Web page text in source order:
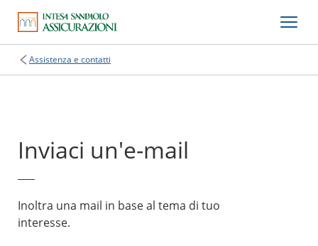
Assistenza e contatti
Inviaci un'e-mail
Inoltra una mail in base al tema di tuo
interesse.